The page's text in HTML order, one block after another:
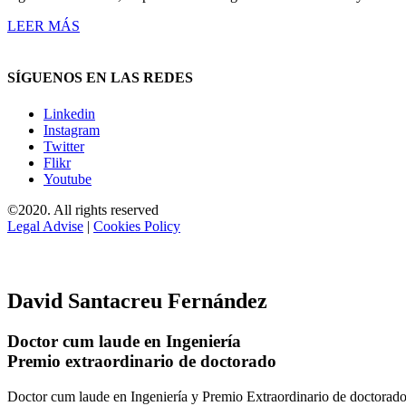
LEER MÁS
SÍGUENOS EN LAS REDES
Linkedin
Instagram
Twitter
Flikr
Youtube
©2020. All rights reserved
Legal Advise | Cookies Policy
David Santacreu Fernández
Doctor cum laude en Ingeniería
Premio extraordinario de doctorado
Doctor cum laude en Ingeniería y Premio Extraordinario de